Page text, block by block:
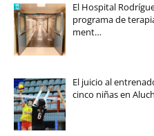
El Hospital
programa de
ment…
El juicio al
cinco niñas en